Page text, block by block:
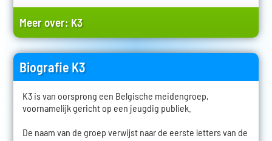
Meer over: K3
Biografie K3
K3 is van oorsprong een Belgische meidengroep,
voornamelijk gericht op een jeugdig publiek.
De naam van de groep verwijst naar de eerste letters van de